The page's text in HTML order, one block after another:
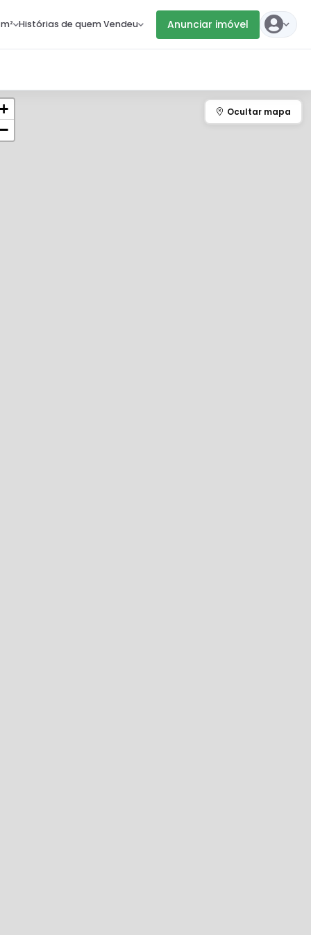
Histórias de quem Vendeu Anunciar imóvel